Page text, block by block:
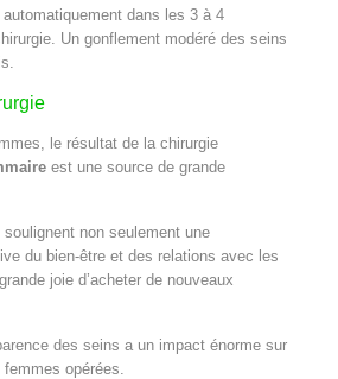
dans les 3 à 4
Un gonflement modéré des seins
le résultat de la chirurgie
est une source de grande
soulignent non seulement une
du bien-être et des relations avec les
joie d’acheter de nouveaux
des seins a un impact énorme sur
femmes opérées.